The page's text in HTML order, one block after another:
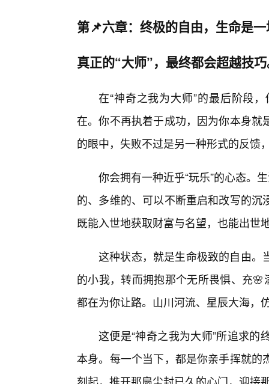
第📌六章：终极的自由，生命是
真正的“大师”，最终都会超越技
在“神奇之我为大师”的最后阶段
在。你不再执着于成功，因为你本身
的眼中，失败不过是另一种形式的反馈
你会拥有一种近乎“玩乐”的心态。
的、多维的、可以不断重启和改写的
既能入世地获取财富与名望，也能出世
这种状态，就是生命极致的自由。
的小我，转而拥抱那个无所畏惧、充
都在为你让路。山川河流、星辰大海，
这便是“神奇之我为大师”所追求
本身。每一个当下，都是你亲手挥就
刻起，推开那扇尘封已久的心门，迎接